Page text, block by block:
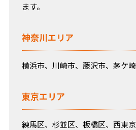
ます。
神奈川エリア
横浜市、川崎市、藤沢市、茅ケ
東京エリア
練馬区、杉並区、板橋区、西東